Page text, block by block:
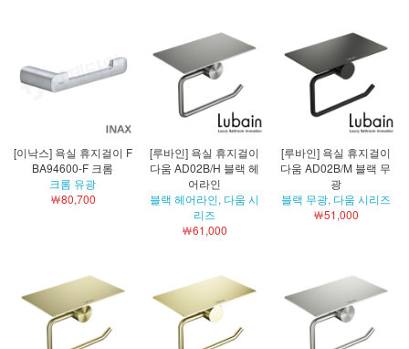
[이낙스] 욕실 휴지걸이 F
BA94600-F 크롬
크롬 유광
￦80,700
[루바인] 욕실 휴지걸이
다움 AD02B/H 블랙 헤
어라인
블랙 헤어라인, 다움 시
리즈
￦61,000
[루바인] 욕실 휴지걸이
다움 AD02B/M 블랙 무
광
블랙 무광, 다움 시리즈
￦51,000